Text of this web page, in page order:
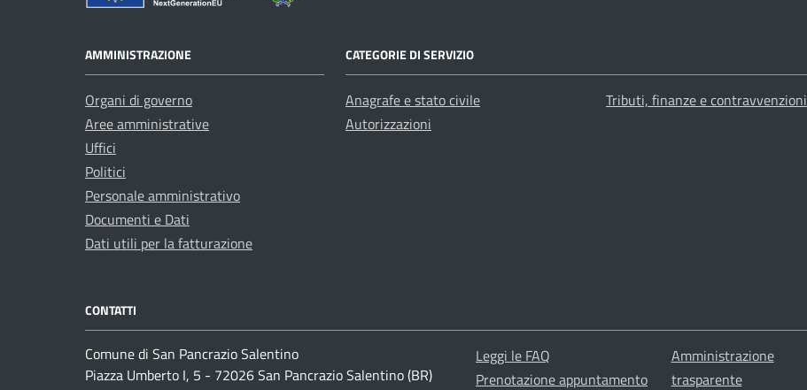
AMMINISTRAZIONE
Organi di governo
Aree amministrative
Uffici
Politici
Personale amministrativo
Documenti e Dati
Dati utili per la fatturazione
CATEGORIE DI SERVIZIO
Anagrafe e stato civile
Autorizzazioni
Tributi, finanze e contravvenzioni
CONTATTI
Comune di San Pancrazio Salentino
Piazza Umberto I, 5 - 72026 San Pancrazio Salentino (BR)
Leggi le FAQ
Prenotazione appuntamento
Amministrazione
trasparente